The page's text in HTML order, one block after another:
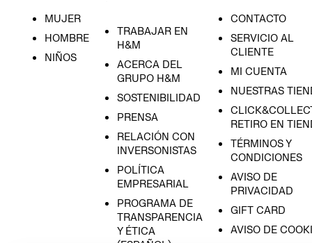
MUJER
HOMBRE
NIÑOS
TRABAJAR EN
H&M
ACERCA DEL
GRUPO H&M
SOSTENIBILIDAD
PRENSA
RELACIÓN CON
INVERSONISTAS
POLÍTICA
EMPRESARIAL
PROGRAMA DE
TRANSPARENCIA
Y ÉTICA
CONTACTO
SERVICIO AL
CLIENTE
MI CUENTA
NUESTRAS
RETIRO EN
TÉRMINOS Y
CONDICIONES
AVISO DE
PRIVACIDAD
GIFT CARD
AVISO DE